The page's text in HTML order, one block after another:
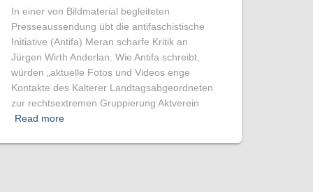
In einer von Bildmaterial begleiteten
Presseaussendung übt die antifaschistische
Initiative (Antifa) Meran scharfe Kritik an
Jürgen Wirth Anderlan. Wie Antifa schreibt,
würden „aktuelle Fotos und Videos enge
Kontakte des Kalterer Landtagsabgeordneten
zur rechtsextremen Gruppierung Aktverein
Read more